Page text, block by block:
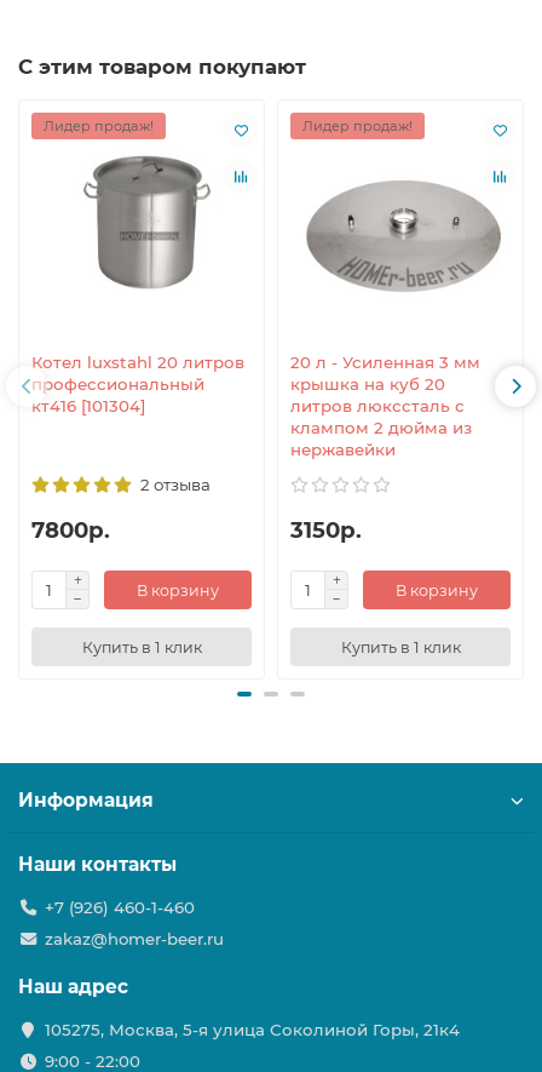
С этим товаром покупают
Лидер продаж!
Котел luxstahl 20 литров
профессиональный
кт416 [101304]
2 отзыва
7800р.
В корзину
Купить в 1 клик
Лидер продаж!
20 л - Усиленная 3 мм
крышка на куб 20
литров люкссталь с
клампом 2 дюйма из
нержавейки
3150р.
В корзину
Купить в 1 клик
Информация
Наши контакты
+7 (926) 460-1-460
zakaz@homer-beer.ru
Наш адрес
105275, Москва, 5-я улица Соколиной Горы, 21к4
9:00 - 22:00